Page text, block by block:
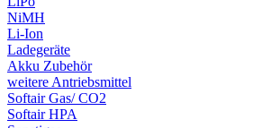
NiMH
Li-Ion
Ladegeräte
Akku Zubehör
weitere Antriebsmittel
Softair Gas/ CO2
Softair HPA